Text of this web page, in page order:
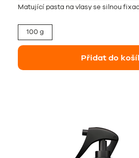
Matující pasta na vlasy se silnou
100 g
Přidat do